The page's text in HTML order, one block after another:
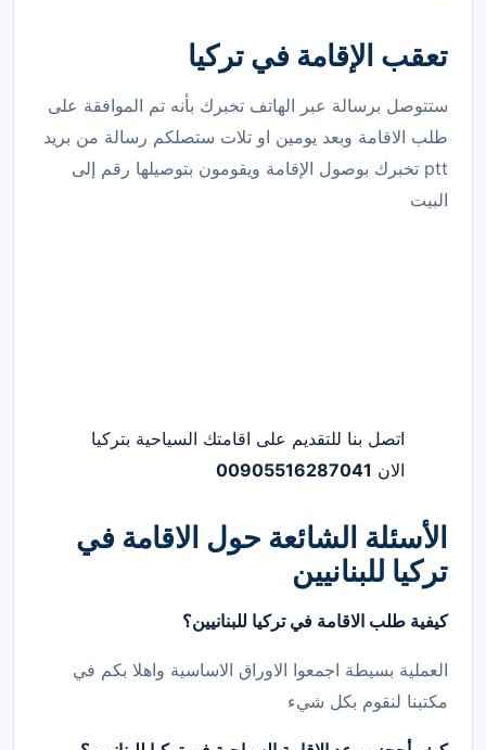
تعقب الإقامة في تركيا
ستتوصل برسالة عبر الهاتف تخبرك بأنه تم الموافقة على
طلب الاقامة وبعد يومين او تلات ستصلكم رسالة من بريد
ptt تخبرك بوصول الإقامة ويقومون بتوصيلها رقم إلى
البيت
اتصل بنا للتقديم على اقامتك السياحية بتركيا
الان 00905516287041
الأسئلة الشائعة حول الاقامة في
تركيا للبنانيين
كيفية طلب الاقامة في تركيا للبنانيين؟
العملية بسيطة اجمعوا الاوراق الاساسية واهلا بكم في
مكتبنا لنقوم بكل شيء